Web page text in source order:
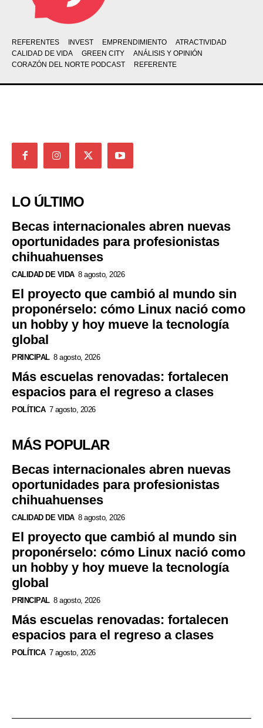
REFERENTES INVEST EMPRENDIMIENTO
ATRACTIVIDAD
CALIDAD DE VIDA
GREEN CITY
ANÁLISIS Y OPINIÓN
CORAZÓN DEL NORTE PODCAST
REFERENTE
LO ÚLTIMO
Becas internacionales abren nuevas
oportunidades para profesionistas
chihuahuenses
CALIDAD DE VIDA 8 agosto, 2026
El proyecto que cambió al mundo sin
proponérselo: cómo Linux nació como
un hobby y hoy mueve la tecnología
global
PRINCIPAL 8 agosto, 2026
Más escuelas renovadas: fortalecen
espacios para el regreso a clases
POLÍTICA 7 agosto, 2026
MÁS POPULAR
Becas internacionales abren nuevas
oportunidades para profesionistas
chihuahuenses
CALIDAD DE VIDA 8 agosto, 2026
El proyecto que cambió al mundo sin
proponérselo: cómo Linux nació como
un hobby y hoy mueve la tecnología
global
PRINCIPAL 8 agosto, 2026
Más escuelas renovadas: fortalecen
espacios para el regreso a clases
POLÍTICA 7 agosto, 2026